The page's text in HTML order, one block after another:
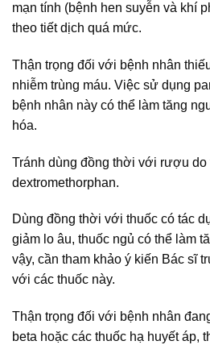
mạn tính (bệnh hen suyễn và khí
theo tiết dịch quá mức.
Thận trọng đối với bệnh nhân
nhiễm trùng máu. Việc sử dụng
bệnh nhân này có thể làm tăng
hóa.
Tránh dùng đồng thời với rượu do
dextromethorphan.
Dùng đồng thời với thuốc có tác
giảm lo âu, thuốc ngủ có thể làm
vậy, cần tham khảo ý kiến Bác sĩ
với các thuốc này.
Thận trọng đối với bệnh nhân
beta hoặc các thuốc hạ huyết áp,